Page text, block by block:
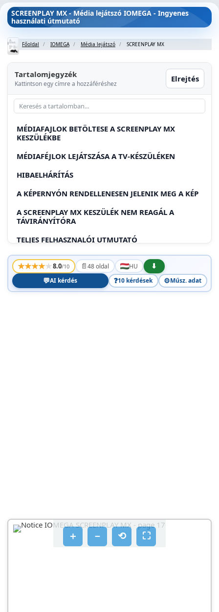
SCREENPLAY MX - Média lejátszó IOMEGA - Ingyenes
használati útmutató
Főoldal IOMEGA Média lejátszó SCREENPLAY MX
Tartalomjegyzék
Kattintson egy címre a hozzáféréshez
Elrejtés
MÉDIAFAJLOK BETÖLTESE A SCREENPLAY MX
KESZÜLÉKBE
MÉDIAFÉJLOK LEJÁTSZÁSA A TV-KÉSZÜLÉKEN
HIBAELHÁRÍTÁS
A KÉPERNYÓN RENDELLENESEN JELENIK MEG A KÉP
A SCREENPLAY MX KESZÜLÉK NEM REAGÁL A
TÁVIRÁNYÍTÓRA
TELJES FELHASZNALÓI UTMUTATÓ
ČESTINA
ZACÍNAME
OMEZENÁ ZÁRUKA
★★★★★8.0/10 📄48 oldal HU
⬇
💬AI kérdés ❓10 kérdések ⚙️Műsz. adat
＋ － ⟲ ⛶